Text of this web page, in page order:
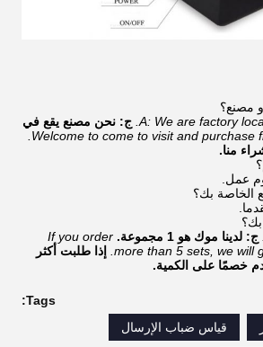
مصنع؟
A: We are factory ج: نحن مصنع يقع في
Welcome to come to visit and purchase
منا.
بك؟
ج: لدينا موك هو 1 مجموعة.
If you order
more than 5 sets, we will
إذا طلبت أكثر
Tags:
قياس ضباب الإرسال